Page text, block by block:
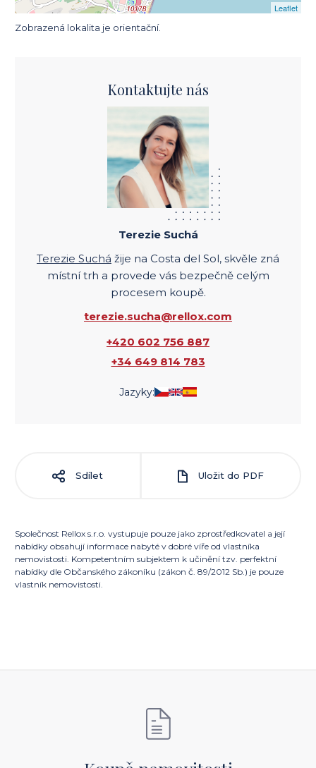
Leaflet
Zobrazená lokalita je orientační.
Kontaktujte nás
Terezie Suchá
Terezie Suchá žije na Costa del Sol, skvěle zná
místní trh a provede vás bezpečně celým
procesem koupě.
terezie.sucha@rellox.com
+420 602 756 887
+34 649 814 783
Jazyky:
Sdílet Uložit do PDF
Společnost Rellox s.r.o. vystupuje pouze jako zprostředkovatel a její
nabídky obsahují informace nabyté v dobré víře od vlastníka
nemovistosti. Kompetentním subjektem k učinění tzv. perfektní
nabídky dle Občanského zákoníku (zákon č. 89/2012 Sb.) je pouze
vlastník nemovistosti.